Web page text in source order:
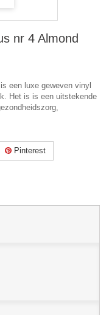
nr 4 Almond
een luxe geweven vinyl
Het is is een uitstekende
Pinterest